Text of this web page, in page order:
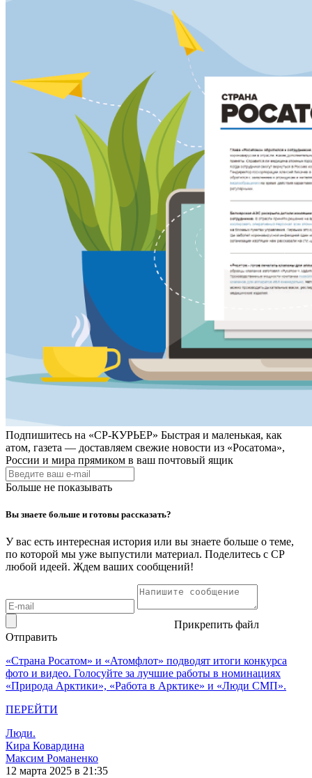
Подпишитесь на «СР-КУРЬЕР» Быстрая и маленькая, как
атом, газета — доставляем свежие новости из «Росатома»,
России и мира прямиком в ваш почтовый ящик
Больше не показывать
Вы знаете больше и готовы рассказать?
У вас есть интересная история или вы знаете больше о теме,
по которой мы уже выпустили материал. Поделитесь с СР
любой идеей. Ждем ваших сообщений!
Прикрепить файл
Отправить
«Страна Росатом» и «Атомфлот» подводят итоги конкурса
фото и видео. Голосуйте за лучшие работы в номинациях
«Природа Арктики», «Работа в Арктике» и «Люди СМП».
ПЕРЕЙТИ
Люди.
Кира Ковардина
Максим Романенко
12 марта 2025 в 21:35